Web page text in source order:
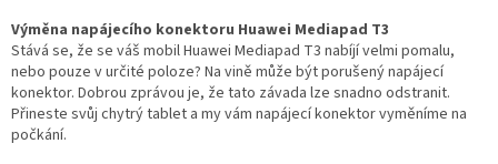
Výměna napájecího konektoru Huawei Mediapad T3
Stává se, že se váš mobil Huawei Mediapad T3 nabíjí velmi pomalu,
nebo pouze v určité poloze? Na vině může být porušený napájecí
konektor. Dobrou zprávou je, že tato závada lze snadno odstranit.
Přineste svůj chytrý tablet a my vám napájecí konektor vyměníme na
počkání.